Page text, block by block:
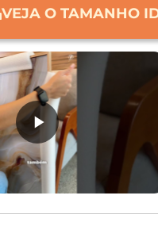
VEJA O TAMANHO